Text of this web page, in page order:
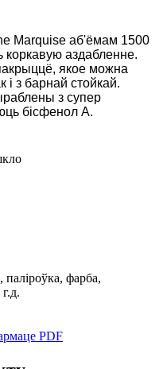
Marquise аб'ёмам 1500
аздабленне.
якое можна
і з барнай стойкай.
з супер
бісфенол А.
фарба,
PDF